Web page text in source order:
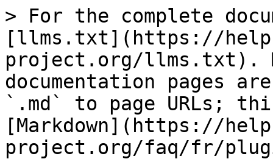
> For the complete
[llms.txt](https://
project.org/llms.txt).
documentation pages
`.md` to page URLs;
[Markdown](https://
project.org/faq/fr/